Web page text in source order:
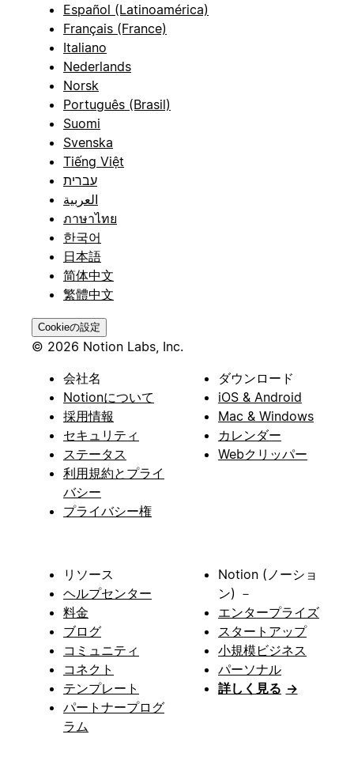
Español (Latinoamérica)
Français (France)
Italiano
Nederlands
Norsk
Português (Brasil)
Suomi
Svenska
Tiếng Việt
עברית
العربية
ภาษาไทย
한국어
日本語
简体中文
繁體中文
Cookieの設定
© 2026 Notion Labs, Inc.
会社名
Notionについて
採用情報
セキュリティ
ステータス
利用規約とプライ
バシー
プライバシー権
ダウンロード
iOS & Android
Mac & Windows
カレンダー
Webクリッパー
リソース
ヘルプセンター
料金
ブログ
コミュニティ
コネクト
テンプレート
パートナープログ
ラム
Notion (ノーショ
ン) －
エンタープライズ
スタートアップ
小規模ビジネス
パーソナル
詳しく見る →